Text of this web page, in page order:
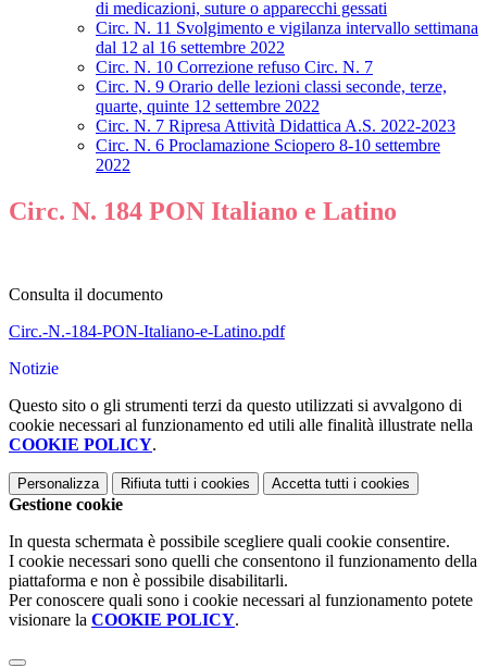
di medicazioni, suture o apparecchi gessati
Circ. N. 11 Svolgimento e vigilanza intervallo settimana
dal 12 al 16 settembre 2022
Circ. N. 10 Correzione refuso Circ. N. 7
Circ. N. 9 Orario delle lezioni classi seconde, terze,
quarte, quinte 12 settembre 2022
Circ. N. 7 Ripresa Attività Didattica A.S. 2022-2023
Circ. N. 6 Proclamazione Sciopero 8-10 settembre
2022
Circ. N. 184 PON Italiano e Latino
Consulta il documento
Circ.-N.-184-PON-Italiano-e-Latino.pdf
Notizie
Questo sito o gli strumenti terzi da questo utilizzati si avvalgono di
cookie necessari al funzionamento ed utili alle finalità illustrate nella
COOKIE POLICY.
Personalizza Rifiuta tutti i cookies Accetta tutti i cookies
Gestione cookie
In questa schermata è possibile scegliere quali cookie consentire.
I cookie necessari sono quelli che consentono il funzionamento della
piattaforma e non è possibile disabilitarli.
Per conoscere quali sono i cookie necessari al funzionamento potete
visionare la COOKIE POLICY.